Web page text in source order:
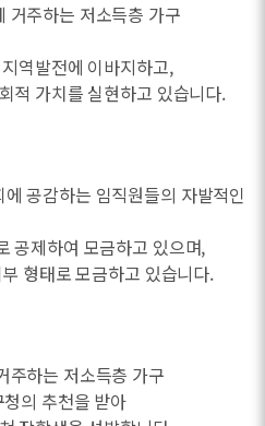
거주하는 저소득층 가구
역발전에 이바지하고,
적 가치를 실현하고 있습니다.
공감하는 임직원들의 자발적인
공제하여 모금하고 있으며,
형태로 모금하고 있습니다.
주하는 저소득층 가구
의 추천을 받아